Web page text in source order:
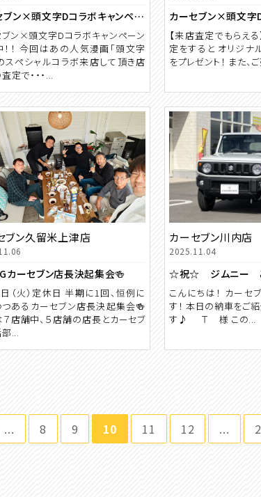
カーセブン×頭文字Dコラボキャンペーン🚗
ブン×頭文字Dコラボキャンペーン
！ 今回はあの人気漫画「頭文字
スペシャルコラボ来店して頂き店
定で・・・...
【来店査定でもらえ
定をすると オリジナ
をプレゼント！ また、
ブン久留米上津店
カーセブン店長決起集会🍻
（火）定休日 半期に1回、恒例に
つあるカーセブン店長決起集会🍻
店舗中、５店舗の店長とカーセブ
...
カーセブン川内店
2025.11.04
こんにちは！ カーセ
す！ 本日の納車をご
す♪ Ｔ 様 この...
... 8 9 10 11 12 ...